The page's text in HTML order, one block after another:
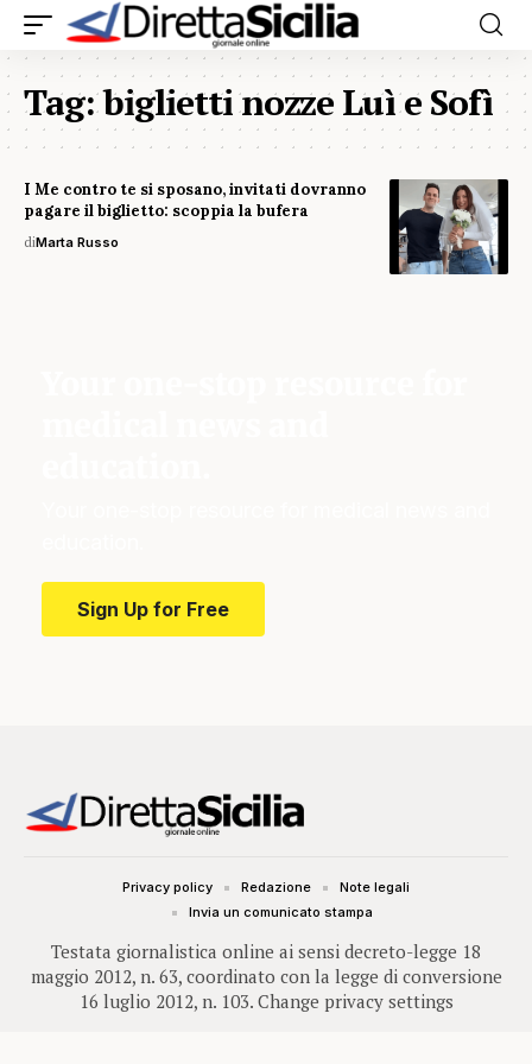
Tag:biglietti nozze Luì e Sofì
I Me contro te si sposano, invitati dovranno
pagare il biglietto: scoppia la bufera
diMarta Russo
Sign Up for Free
Testata giornalistica online ai sensi decreto-legge 18
maggio 2012, n. 63, coordinato con la legge di conversione
16 luglio 2012, n. 103. Change privacy settings
Privacy policy Redazione
Note legali
Invia un comunicato stampa